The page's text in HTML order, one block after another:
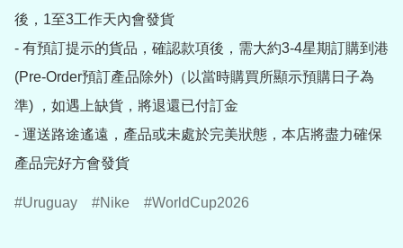
後，1至3工作天內會發貨
- 有預訂提示的貨品，確認款項後，需大約3-4星期訂購到港
(Pre-Order預訂產品除外)（以當時購買所顯示預購日子為
準) ，如遇上缺貨，將退還已付訂金
- 運送路途遙遠，產品或未處於完美狀態，本店將盡力確保
產品完好方會發貨
Uruguay Nike WorldCup2026